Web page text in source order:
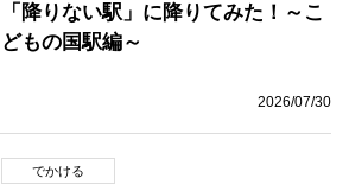
「降りない駅」に降りてみた！～こ
どもの国駅編～
2026/07/30
でかける